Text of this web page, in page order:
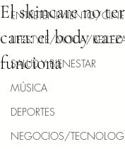
ENTRETENIMIENTO/CINE
LIFESTYLE/MODA/
SALUD Y BIENESTAR
MÚSICA
DEPORTES
NEGOCIOS/
El skincare no
cara: el body
funciona